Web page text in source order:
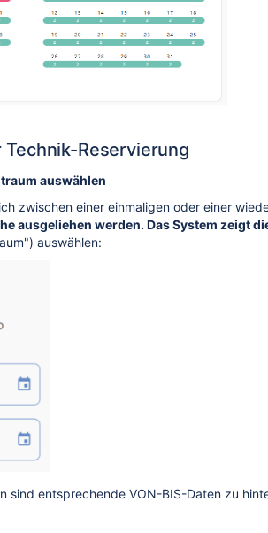
Reservierung
auswählen
zwischen einer einmaligen oder einer
ausgeliehen werden. Das System zeigt
auswählen:
sind entsprechende VON-BIS-Daten zu